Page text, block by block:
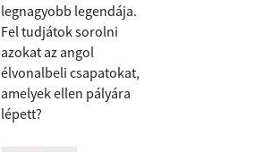
legnagyobb legendája.
Fel tudjátok sorolni
azokat az angol
élvonalbeli csapatokat,
amelyek ellen pályára
lépett?